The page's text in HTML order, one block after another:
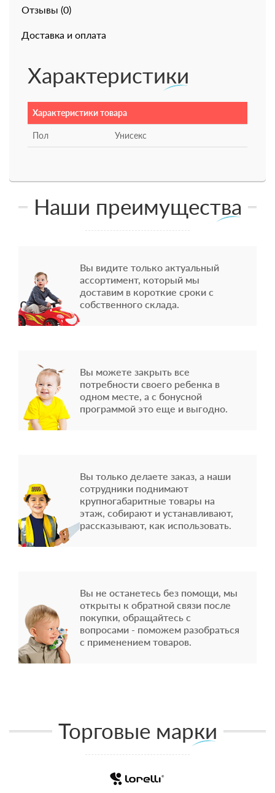
Отзывы (0)
Доставка и оплата
Характеристики
Характеристики товара
Пол Унисекс
Наши преимущества
Вы видите только актуальный
ассортимент, который мы
доставим в короткие сроки с
собственного склада.
Вы можете закрыть все
потребности своего ребенка в
одном месте, а с бонусной
программой это еще и выгодно.
Вы только делаете заказ, а наши
сотрудники поднимают
крупногабаритные товары на
этаж, собирают и устанавливают,
рассказывают, как использовать.
Вы не останетесь без помощи, мы
открыты к обратной связи после
покупки, обращайтесь с
вопросами - поможем разобраться
с применением товаров.
Торговые марки